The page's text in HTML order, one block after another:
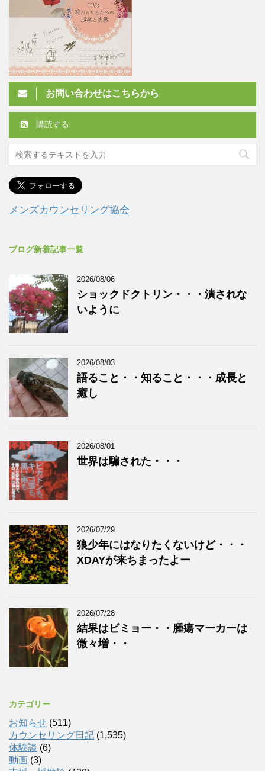
お問い合わせはこちらから
購読する
メンズカウンセリング協会
ブログ新着記事一覧
2026/08/06
ショックドクトリン・・・潰されな
いように
2026/08/03
語ること・・知ること・・・成長と
癒し
2026/08/01
世界は騙された・・・
2026/07/29
狼少年にはなりたくないけど・・・
XDAYが来ちまったよー
2026/07/28
結果はビミョー・・腫瘍マーカーは
微々増・・
カテゴリー
お知らせ (511)
カウンセリング日記 (1,535)
体験談 (6)
動画 (3)